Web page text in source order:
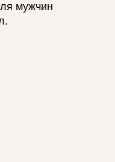
мужчин